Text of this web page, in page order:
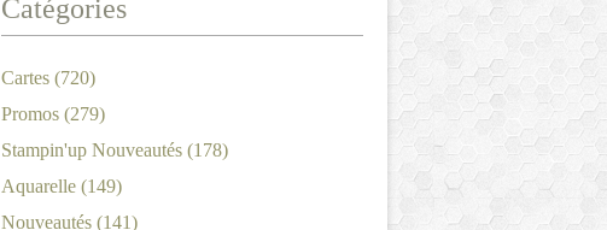
Catégories
Cartes (720)
Promos (279)
Stampin'up Nouveautés (178)
Aquarelle (149)
Nouveautés (141)